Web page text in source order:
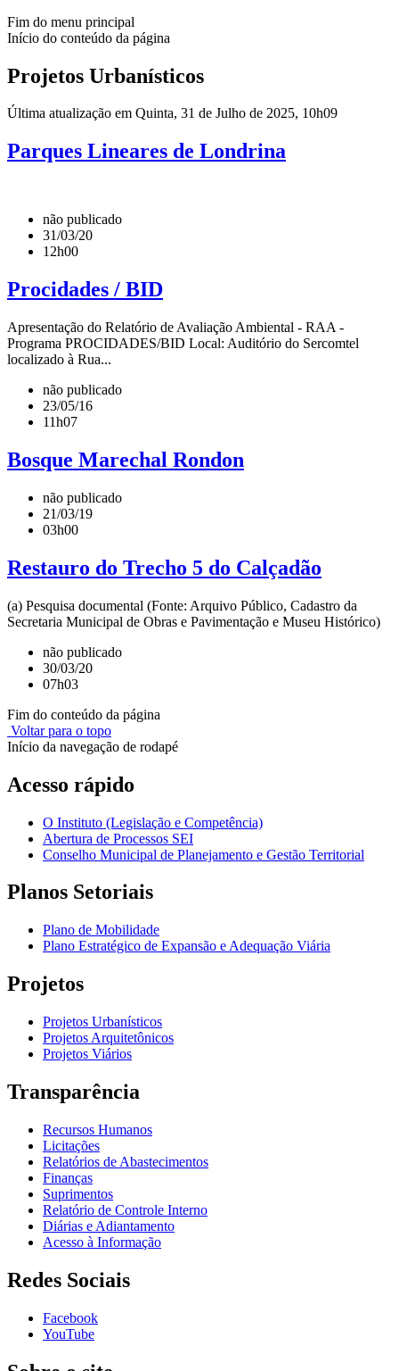
Fim do menu principal
Início do conteúdo da página
Projetos Urbanísticos
Última atualização em Quinta, 31 de Julho de 2025, 10h09
Parques Lineares de Londrina
não publicado
31/03/20
12h00
Procidades / BID
Apresentação do Relatório de Avaliação Ambiental - RAA -
Programa PROCIDADES/BID Local: Auditório do Sercomtel
localizado à Rua...
não publicado
23/05/16
11h07
Bosque Marechal Rondon
não publicado
21/03/19
03h00
Restauro do Trecho 5 do Calçadão
(a) Pesquisa documental (Fonte: Arquivo Público, Cadastro da
Secretaria Municipal de Obras e Pavimentação e Museu Histórico)
não publicado
30/03/20
07h03
Fim do conteúdo da página
Voltar para o topo
Início da navegação de rodapé
Acesso rápido
O Instituto (Legislação e Competência)
Abertura de Processos SEI
Conselho Municipal de Planejamento e Gestão Territorial
Planos Setoriais
Plano de Mobilidade
Plano Estratégico de Expansão e Adequação Viária
Projetos
Projetos Urbanísticos
Projetos Arquitetônicos
Projetos Viários
Transparência
Recursos Humanos
Licitações
Relatórios de Abastecimentos
Finanças
Suprimentos
Relatório de Controle Interno
Diárias e Adiantamento
Acesso à Informação
Redes Sociais
Facebook
YouTube